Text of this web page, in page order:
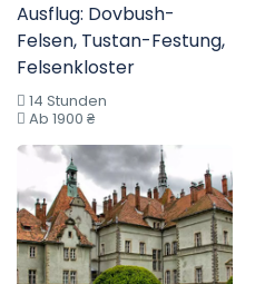
Ausflug: Dovbush-
Felsen, Tustan-Festung,
Felsenkloster
14 Stunden
Ab 1900 ₴